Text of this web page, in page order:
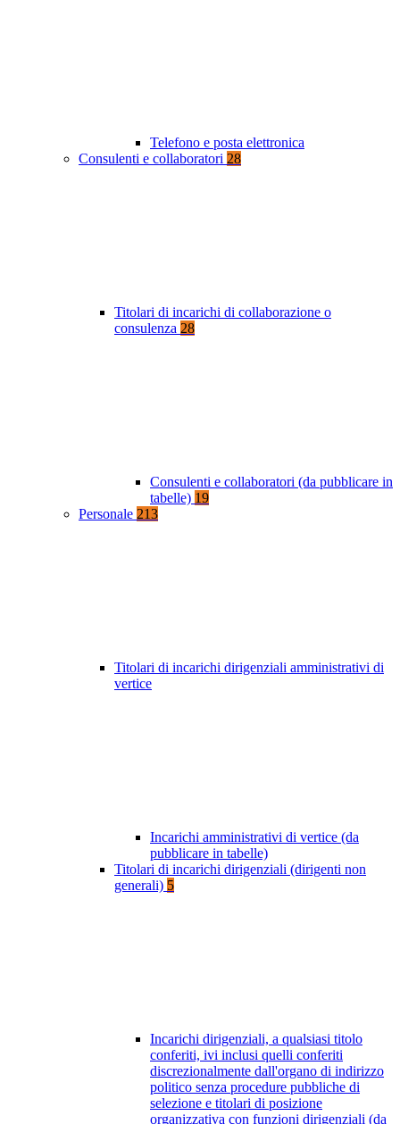
Telefono e posta elettronica
Consulenti e collaboratori 28
Titolari di incarichi di collaborazione o
consulenza 28
Consulenti e collaboratori (da pubblicare in
tabelle) 19
Personale 213
Titolari di incarichi dirigenziali amministrativi di
vertice
Incarichi amministrativi di vertice (da
pubblicare in tabelle)
Titolari di incarichi dirigenziali (dirigenti non
generali) 5
Incarichi dirigenziali, a qualsiasi titolo
conferiti, ivi inclusi quelli conferiti
discrezionalmente dall'organo di indirizzo
politico senza procedure pubbliche di
selezione e titolari di posizione
organizzativa con funzioni dirigenziali (da